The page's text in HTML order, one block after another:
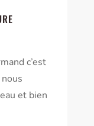
c’est
et bien